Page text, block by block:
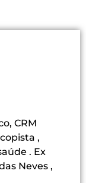
CRM
,
. Ex
Neves ,